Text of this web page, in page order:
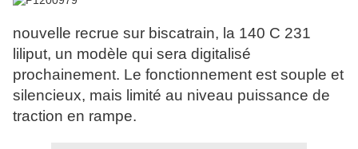
nouvelle recrue sur biscatrain, la 140 C 231
liliput, un modèle qui sera digitalisé
prochainement. Le fonctionnement est souple et
silencieux, mais limité au niveau puissance de
traction en rampe.